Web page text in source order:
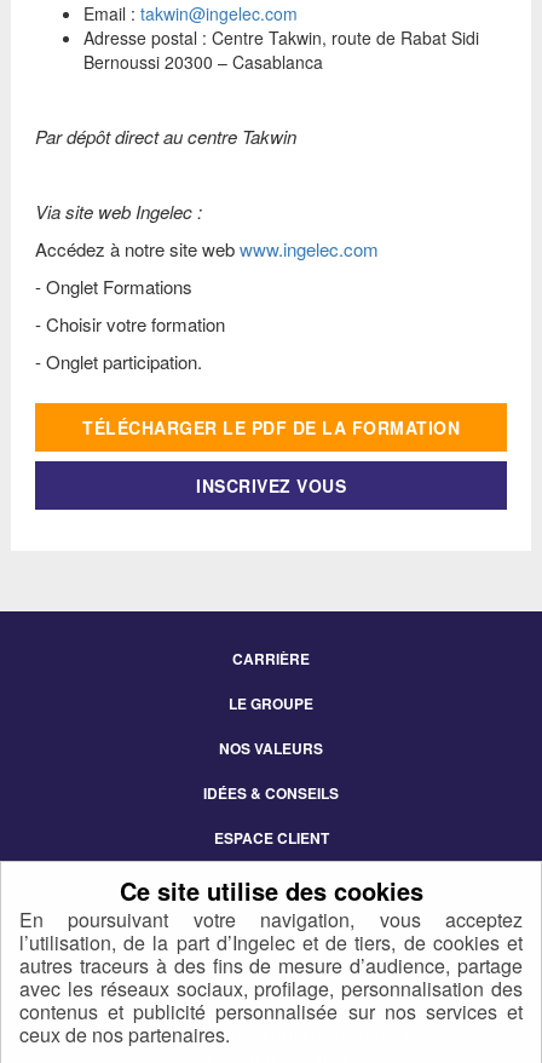
En poursuivant votre navigation, vous acceptez
l’utilisation, de la part d’Ingelec et de tiers, de cookies et
autres traceurs à des fins de mesure d’audience, partage
avec les réseaux sociaux, profilage, personnalisation des
contenus et publicité personnalisée sur nos services et
ceux de nos partenaires.
Email : takwin@ingelec.com
Adresse postal : Centre Takwin, route de Rabat Sidi
Bernoussi 20300 – Casablanca
Par dépôt direct au centre Takwin
Via site web Ingelec :
Accédez à notre site webwww.ingelec.com
- Onglet Formations
- Choisir votre formation
- Onglet participation.
TÉLÉCHARGER LE PDF DE LA FORMATION
INSCRIVEZ VOUS
CARRIÈRE
LE GROUPE
NOS VALEURS
IDÉES & CONSEILS
ESPACE CLIENT
CONTACT
POLITIQUE DE CONFIDENTIALITÉ DES DONNÉES